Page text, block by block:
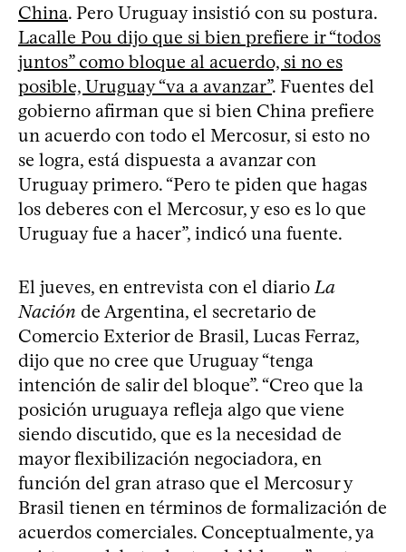
China. Pero Uruguay insistió con su postura.
Lacalle Pou dijo que si bien prefiere ir “todos
juntos” como bloque al acuerdo, si no es
posible, Uruguay “va a avanzar”. Fuentes del
gobierno afirman que si bien China prefiere
un acuerdo con todo el Mercosur, si esto no
se logra, está dispuesta a avanzar con
Uruguay primero. “Pero te piden que hagas
los deberes con el Mercosur, y eso es lo que
Uruguay fue a hacer”, indicó una fuente.
El jueves, en entrevista con el diario La
Nación de Argentina, el secretario de
Comercio Exterior de Brasil, Lucas Ferraz,
dijo que no cree que Uruguay “tenga
intención de salir del bloque”. “Creo que la
posición uruguaya refleja algo que viene
siendo discutido, que es la necesidad de
mayor flexibilización negociadora, en
función del gran atraso que el Mercosur y
Brasil tienen en términos de formalización de
acuerdos comerciales. Conceptualmente, ya